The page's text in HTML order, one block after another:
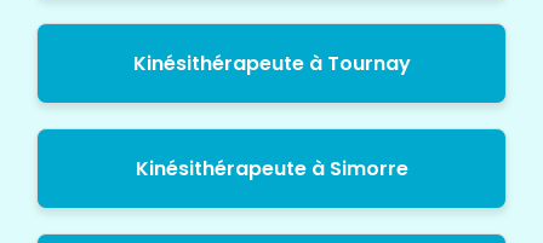
Kinésithérapeute à Tournay
Kinésithérapeute à Simorre